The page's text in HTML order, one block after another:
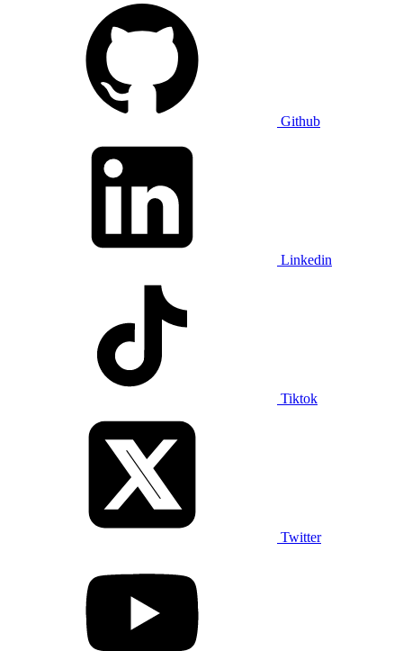
Github
Linkedin
Tiktok
Twitter